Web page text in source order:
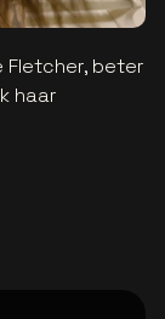
Fletcher, beter
haar